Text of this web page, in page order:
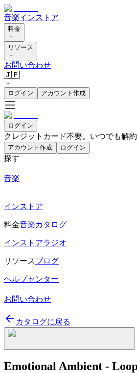
音楽インストア
料金
リソース
お問い合わせ
🇯🇵
ログイン アカウント作成
ログイン
クレジットカード不要。いつでも解約
アカウント作成 ログイン
探す
音楽
インストア
料金音楽カタログ
インストアラジオ
リソースブログ
ヘルプセンター
お問い合わせ
カタログに戻る
Emotional Ambient -